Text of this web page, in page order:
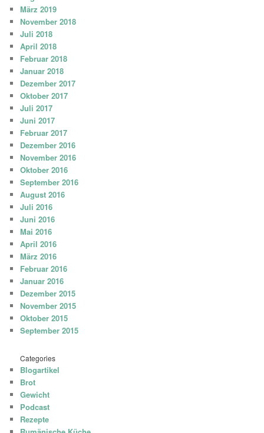
März 2019
November 2018
Juli 2018
April 2018
Februar 2018
Januar 2018
Dezember 2017
Oktober 2017
Juli 2017
Juni 2017
Februar 2017
Dezember 2016
November 2016
Oktober 2016
September 2016
August 2016
Juli 2016
Juni 2016
Mai 2016
April 2016
März 2016
Februar 2016
Januar 2016
Dezember 2015
November 2015
Oktober 2015
September 2015
Categories
Blogartikel
Brot
Gewicht
Podcast
Rezepte